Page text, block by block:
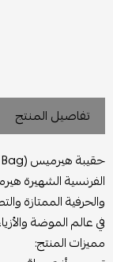
تفاصيل المنتج
الفرنسية الشهيرة
والحرفية الممتازة
في عالم الموضة
مميزات المنتج: